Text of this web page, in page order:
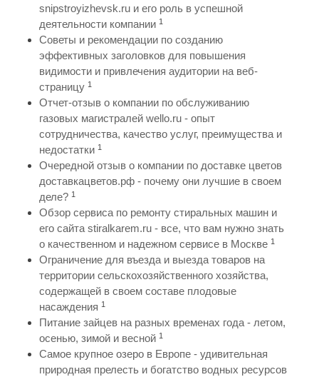
snipstroyizhevsk.ru и его роль в успешной
деятельности компании 1
Советы и рекомендации по созданию
эффективных заголовков для повышения
видимости и привлечения аудитории на веб-
страницу 1
Отчет-отзыв о компании по обслуживанию
газовых магистралей wello.ru - опыт
сотрудничества, качество услуг, преимущества и
недостатки 1
Очередной отзыв о компании по доставке цветов
доставкацветов.рф - почему они лучшие в своем
деле? 1
Обзор сервиса по ремонту стиральных машин и
его сайта stiralkarem.ru - все, что вам нужно знать
о качественном и надежном сервисе в Москве 1
Ограничение для въезда и выезда товаров на
территории сельскохозяйственного хозяйства,
содержащей в своем составе плодовые
насаждения 1
Питание зайцев на разных временах года - летом,
осенью, зимой и весной 1
Самое крупное озеро в Европе - удивительная
природная прелесть и богатство водных ресурсов